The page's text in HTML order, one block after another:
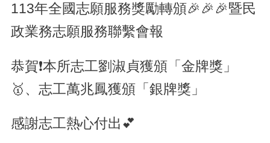
113年全國志願服務獎勵轉頒🎉🎉🎉暨民
政業務志願服務聯繫會報
恭賀❗本所志工劉淑貞獲頒「金牌獎」
🥇、志工萬兆鳳獲頒「銀牌獎」
感謝志工熱心付出💕